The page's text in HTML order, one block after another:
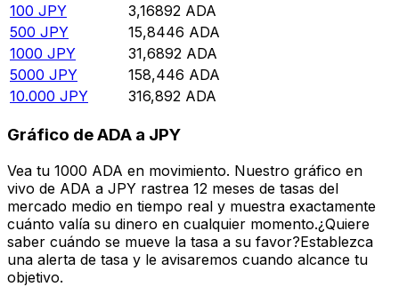
100 JPY 3,16892 ADA
500 JPY 15,8446 ADA
1000 JPY 31,6892 ADA
5000 JPY 158,446 ADA
10.000 JPY 316,892 ADA
Gráfico de ADA a JPY
Vea tu 1000 ADA en movimiento. Nuestro gráfico en
vivo de ADA a JPY rastrea 12 meses de tasas del
mercado medio en tiempo real y muestra exactamente
cuánto valía su dinero en cualquier momento.¿Quiere
saber cuándo se mueve la tasa a su favor?Establezca
una alerta de tasa y le avisaremos cuando alcance tu
objetivo.